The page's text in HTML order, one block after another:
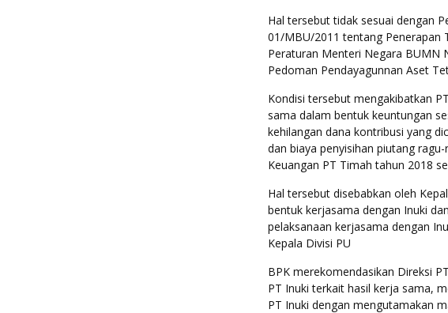
Hal tersebut tidak sesuai dengan
01/MBU/2011 tentang Penerapan
Peraturan Menteri Negara BUMN
Pedoman Pendayagunnan Aset
Kondisi tersebut mengakibatkan
sama dalam bentuk keuntungan
kehilangan dana kontribusi yang
dan biaya penyisihan piutang
Keuangan PT Timah tahun 2018
Hal tersebut disebabkan oleh
bentuk kerjasama dengan Inuki
pelaksanaan kerjasama dengan
Kepala Divisi PU
BPK merekomendasikan Direksi
PT Inuki terkait hasil kerja sama,
PT Inuki dengan mengutamakan